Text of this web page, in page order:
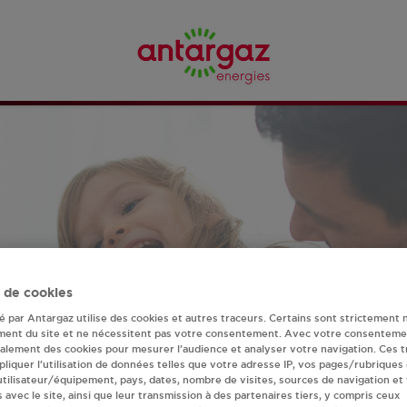
REVENDEUR
Requête
le modèle de bouteille souhaité et le type de point de
de cookies
par Antargaz utilise des cookies et autres traceurs. Certains sont strictement
du site et ne nécessitent pas votre consentement. Avec votre
des cookies pour mesurer l’audience et analyser votre navigation. Ces
l’utilisation de données telles que votre adresse IP, vos pages/rubriques
équipement, pays, dates, nombre de visites, sources de navigation et
avec le site, ainsi que leur transmission à des partenaires tiers, y compris ceux